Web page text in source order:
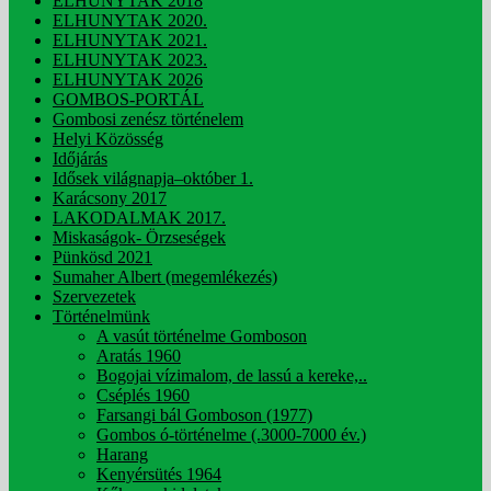
ELHUNYTAK 2020.
ELHUNYTAK 2021.
ELHUNYTAK 2023.
ELHUNYTAK 2026
GOMBOS-PORTÁL
Gombosi zenész történelem
Helyi Közösség
Időjárás
Idősek világnapja–október 1.
Karácsony 2017
LAKODALMAK 2017.
Miskaságok- Örzseségek
Pünkösd 2021
Sumaher Albert (megemlékezés)
Szervezetek
Történelmünk
A vasút történelme Gomboson
Aratás 1960
Bogojai vízimalom, de lassú a kereke,..
Cséplés 1960
Farsangi bál Gomboson (1977)
Gombos ó-történelme (.3000-7000 év.)
Harang
Kenyérsütés 1964